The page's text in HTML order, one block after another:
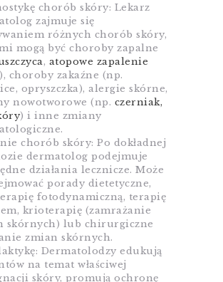
chorób skóry: Lekarz
zajmuje się
różnych chorób skóry,
mogą być choroby zapalne
, atopowe zapalenie
), choroby zakaźne (np.
opryszczka), alergie skórne,
nowotworowe (np. czerniak,
) i inne zmiany
chorób skóry: Po dokładnej
dermatolog podejmuje
działania lecznicze. Może
porady dietetyczne,
fotodynamiczną, terapię
krioterapię (zamrażanie
skórnych) lub chirurgiczne
zmian skórnych.
Dermatolodzy edukują
na temat właściwej
skóry, promują ochronę